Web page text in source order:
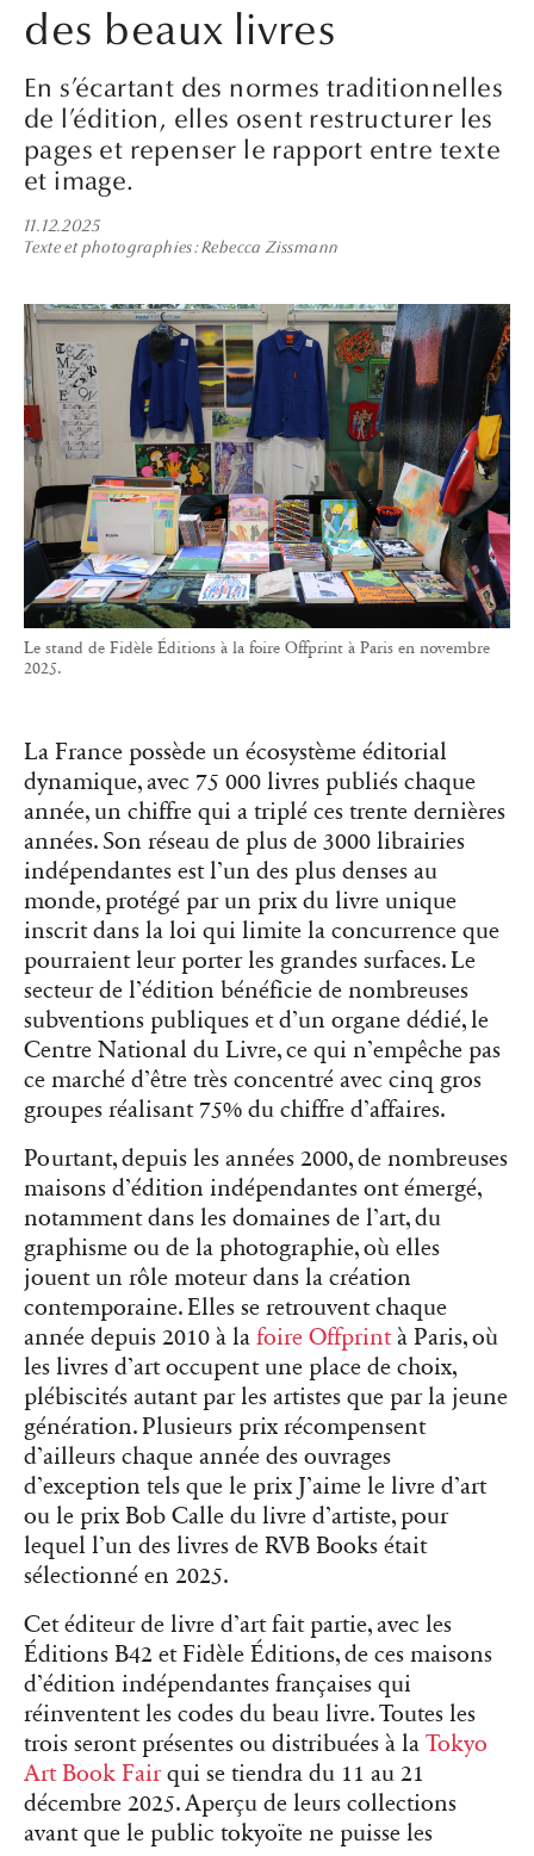
des beaux livres
En s’écartant des normes traditionnelles
de l’édition, elles osent restructurer les
pages et repenser le rapport entre texte
et image.
11.12.2025
Texte et photographies Rebecca Zissmann
Le stand de Fidèle Éditions à la foire Offprint à Paris en novembre
2025.
La France possède un écosystème éditorial
dynamique, avec 75 000 livres publiés chaque
année, un chiffre qui a triplé ces trente dernières
années. Son réseau de plus de 3000 librairies
indépendantes est l’un des plus denses au
monde, protégé par un prix du livre unique
inscrit dans la loi qui limite la concurrence que
pourraient leur porter les grandes surfaces. Le
secteur de l’édition bénéficie de nombreuses
subventions publiques et d’un organe dédié, le
Centre National du Livre, ce qui n’empêche pas
ce marché d’être très concentré avec cinq gros
groupes réalisant 75% du chiffre d’affaires.
Pourtant, depuis les années 2000, de nombreuses
maisons d’édition indépendantes ont émergé,
notamment dans les domaines de l’art, du
graphisme ou de la photographie, où elles
jouent un rôle moteur dans la création
contemporaine. Elles se retrouvent chaque
année depuis 2010 à la foire Offprintà Paris, où
les livres d’art occupent une place de choix,
plébiscités autant par les artistes que par la jeune
génération. Plusieurs prix récompensent
d’ailleurs chaque année des ouvrages
d’exception tels que le prix J’aime le livre d’art
ou le prix Bob Calle du livre d’artiste, pour
lequel l’un des livres de RVB Books était
sélectionné en 2025.
Cet éditeur de livre d’art fait partie, avec les
Éditions B42 et Fidèle Éditions, de ces maisons
d’édition indépendantes françaises qui
réinventent les codes du beau livre. Toutes les
trois seront présentes ou distribuées à la Tokyo
Art Book Fairqui se tiendra du 11 au 21
décembre 2025. Aperçu de leurs collections
avant que le public tokyoïte ne puisse les